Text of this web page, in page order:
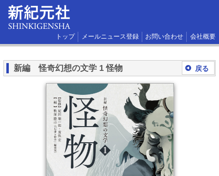
トップ メールニュース登録 お問い合わせ 会社概要
戻る
新編 怪奇幻想の文学 1 怪物